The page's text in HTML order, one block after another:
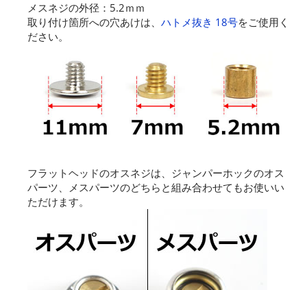
メスネジの外径：5.2ｍｍ
取り付け箇所への穴あけは、 ハトメ抜き 18号をご使用く
ださい。
フラットヘッドのオスネジは、ジャンパーホックのオス
パーツ、メスパーツのどちらと組み合わせてもお使いい
ただけます。